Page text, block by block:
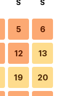
S S
5 6
12 13
19 20